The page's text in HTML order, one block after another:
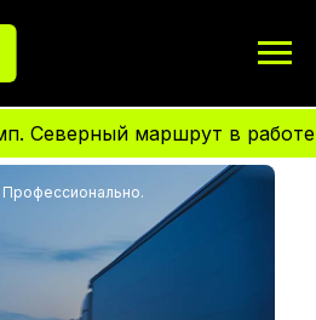
маршрут в работе!